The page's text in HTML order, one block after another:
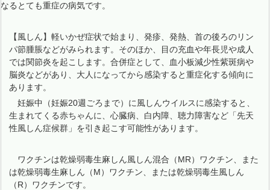
なるとても重症の病気です。
【風しん】軽いかぜ症状で始まり、発疹、発熱、首の後ろのリン
パ節腫脹などがみられます。そのほか、目の充血や年長児や成人
では関節炎を起こします。合併症として、血小板減少性紫斑病や
脳炎などがあり、大人になってから感染すると重症化する傾向に
あります。
妊娠中（妊娠20週ごろまで）に風しんウイルスに感染すると、
生まれてくる赤ちゃんに、心臓病、白内障、聴力障害など「先天
性風しん症候群」を引き起こす可能性があります。
ワクチンは乾燥弱毒生麻しん風しん混合（MR）ワクチン、また
は乾燥弱毒生麻しん（M）ワクチン、または乾燥弱毒生風しん
（R）ワクチンです。